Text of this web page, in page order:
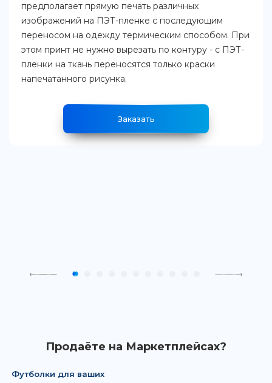
предполагает прямую печать различных
изображений на ПЭТ-пленке с последующим
переносом на одежду термическим способом. При
этом принт не нужно вырезать по контуру - с ПЭТ-
пленки на ткань переносятся только краски
напечатанного рисунка.
Заказать
Продаёте на Маркетплейсах?
Футболки для ваших